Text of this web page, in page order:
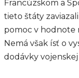
Francúzskom a
tieto štáty
pomoc v hodnote
Nemá však ísť o
dodávky